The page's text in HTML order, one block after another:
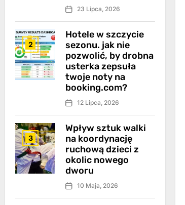
23 Lipca, 2026
2
Hotele w szczycie
sezonu. jak nie
pozwolić, by drobna
usterka zepsuła
twoje noty na
booking.com?
12 Lipca, 2026
3
Wpływ sztuk walki
na koordynację
ruchową dzieci z
okolic nowego
dworu
10 Maja, 2026